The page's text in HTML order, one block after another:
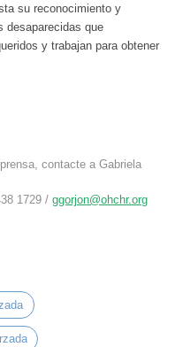
su reconocimiento y
desaparecidas que
y trabajan para obtener
contacte a Gabriela
1729 / ggorjon@ohchr.org